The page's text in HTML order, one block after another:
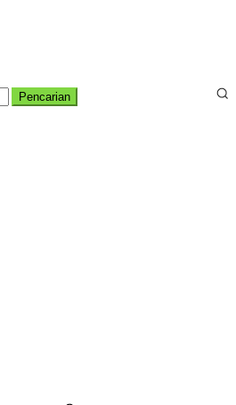
Pencarian